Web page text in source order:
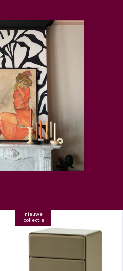
nieuwe
collectie